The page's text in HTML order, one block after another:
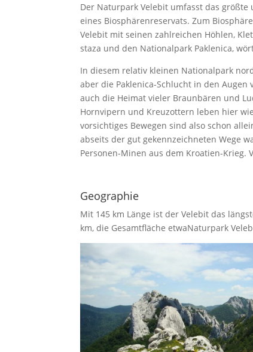
Der Naturpark Velebit umfasst das größte
eines Biosphärenreservats. Zum
Velebit mit seinen zahlreichen Höhlen,
staza und den Nationalpark Paklenica,
In diesem relativ kleinen Nationalpark
aber die Paklenica-Schlucht in den
auch die Heimat vieler Braunbären und
Hornvipern und Kreuzottern leben hier
vorsichtiges Bewegen sind also schon
abseits der gut gekennzeichneten Wege
Personen-Minen aus dem Kroatien-Krieg.
Geographie
Mit 145 km Länge ist der Velebit das
km, die Gesamtfläche etwaNaturpark